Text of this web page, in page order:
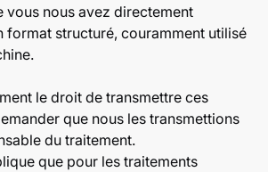
vous nous avez directement
format structuré, couramment utilisé
le droit de transmettre ces
que nous les transmettions
du traitement.
que pour les traitements